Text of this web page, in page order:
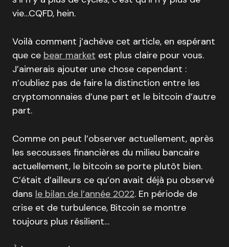
vie…CQFD, hein.
Voilà comment j’achève cet article, en espérant
que ce bear market est plus claire pour vous.
J’aimerais ajouter une chose cependant :
n’oubliez pas de faire la distinction entre les
cryptomonnaies d’une part et le bitcoin d’autre
part.
Comme on peut l’observer actuellement, après
les secousses financières du milieu bancaire
actuellement, le bitcoin se porte plutôt bien.
C’était d’ailleurs ce qu’on avait déjà pu observé
dans le bilan de l’année 2022. En période de
crise et de turbulence, Bitcoin se montre
toujours plus résilient…